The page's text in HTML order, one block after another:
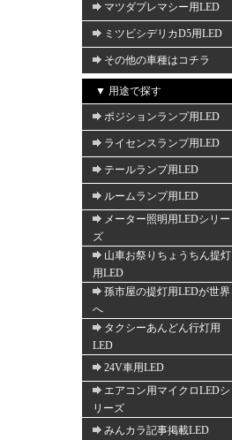
マツダプレマシー用LED
ミツビシデリカD5用LED
その他の車種はコチラ
▼ 用途で探す
ポジションランプ用LED
ライセンスランプ用LED
テールランプ用LED
ルームランプ用LED
メーター照明用LEDシリー
ズ
山車お祭りちょうちん提灯
用LED
孫市屋の提灯用LEDが世界
へ
タクシーあんどん行灯用
LED
24V車用LED
エアコン用マイクロLEDシ
リーズ
みんカラ記事掲載LED